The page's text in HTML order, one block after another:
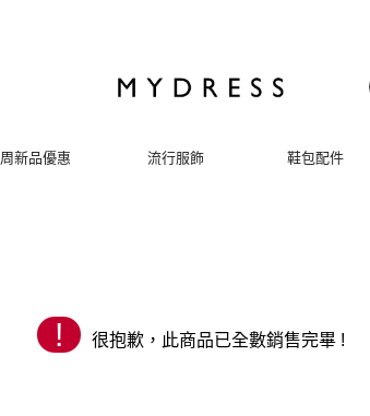
周新品優惠 流行服飾 鞋包配件
! 很抱歉，此商品已全數銷售完畢 !